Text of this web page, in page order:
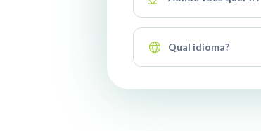
Qual idioma?